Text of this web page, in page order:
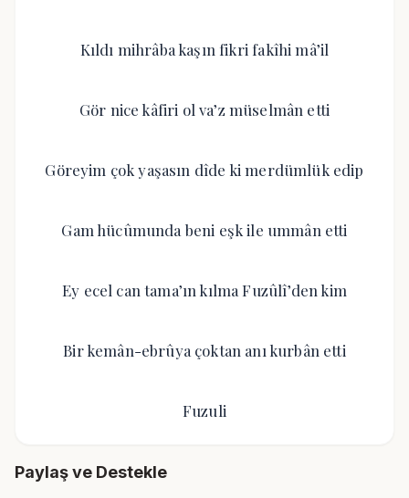
Kıldı mihrâba kaşın fikri fakîhi mâ’il
Gör nice kâfiri ol va’z müselmân etti
Göreyim çok yaşasın dîde ki merdümlük edip
Gam hücûmunda beni eşk ile ummân etti
Ey ecel can tama’ın kılma Fuzûlî’den kim
Bir kemân-ebrûya çoktan anı kurbân etti
Fuzuli
Paylaş ve Destekle